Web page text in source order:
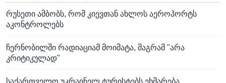
რუსეთი ამბობს, რომ კიევთან ახლოს აეროპორტს
აკონტროლებს
ჩერნობილში რადიაციამ მოიმატა, მაგრამ "არა
კრიტიკულად"
საქართველო უკრაინელ ტურისტებს ეხმარება